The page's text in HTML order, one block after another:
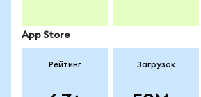
App Store
Рейтинг Загрузок